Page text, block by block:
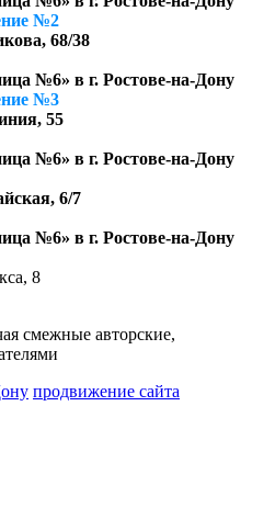
№2
68/38
№6» в г. Ростове-на-Дону
№3
55
№6» в г. Ростове-на-Дону
6/7
№6» в г. Ростове-на-Дону
8
смежные авторские,
продвижение сайта